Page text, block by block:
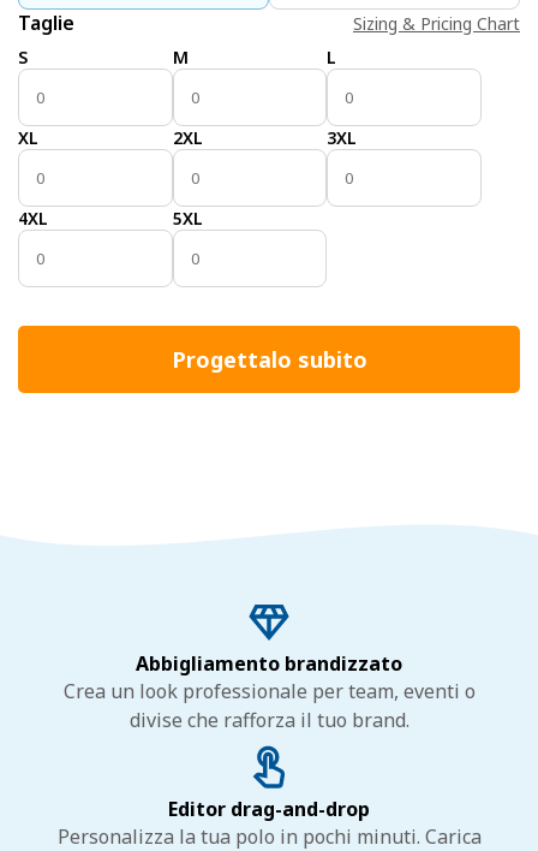
Taglie
Sizing & Pricing Chart
S
M L
XL 2XL 3XL
4XL 5XL
Progettalo subito
Abbigliamento brandizzato
Crea un look professionale per team, eventi o
divise che rafforza il tuo brand.
Editor drag-and-drop
Personalizza la tua polo in pochi minuti. Carica